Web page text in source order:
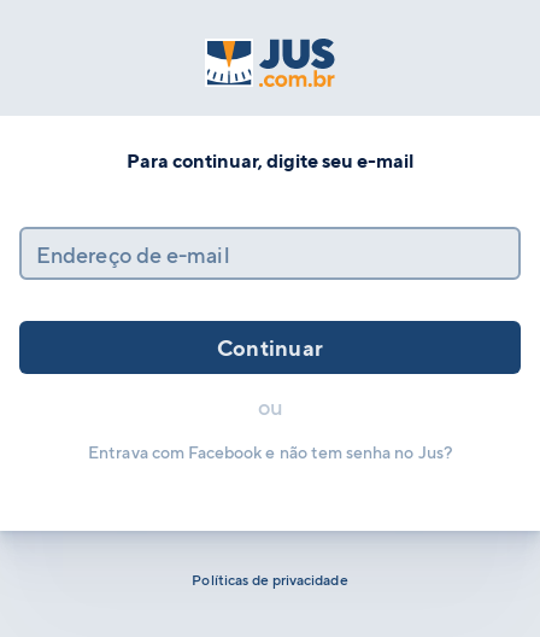
Para continuar, digite seu e-mail
Endereço de e-mail
Continuar
ou
Entrava com Facebook e não tem senha no Jus?
Políticas de privacidade